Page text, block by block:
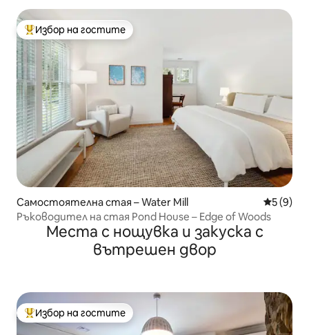
Най-популярен избор на гостите
Избор на гостите
Самостоятелна стая – Water Mill Средна
5 (9)
Ръководител на стая Pond House – Edge of Woods
Места с нощувка и закуска с
вътрешен двор
Най-популярен избор на гостите
Избор на гостите